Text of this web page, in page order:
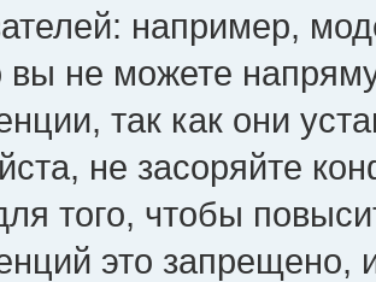
например,
не можете
так как они
не засоряйте
того, чтобы
это запрещено,